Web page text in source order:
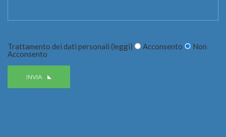
Trattamento dei dati personali (leggi) Acconsento
Non
Acconsento
INVIA